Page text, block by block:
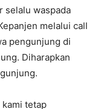
selalu waspada
melalui call
pengunjung di
Diharapkan
tetap